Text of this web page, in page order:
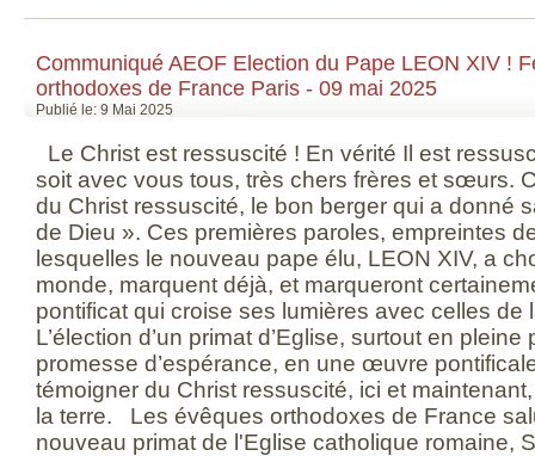
Communiqué AEOF Election du Pape LEON XIV !
orthodoxes de France Paris - 09 mai 2025
Publié le: 9 Mai 2025
Le Christ est ressuscité ! En vérité Il est
soit avec vous tous, très chers frères et sœurs.
du Christ ressuscité, le bon berger qui a donné
de Dieu ». Ces premières paroles, empreintes
lesquelles le nouveau pape élu, LEON XIV, a
monde, marquent déjà, et marqueront
pontificat qui croise ses lumières avec celles de
L’élection d’un primat d’Eglise, surtout en
promesse d’espérance, en une œuvre
témoigner du Christ ressuscité, ici et
la terre. Les évêques orthodoxes de France
nouveau primat de l'Eglise catholique romaine,